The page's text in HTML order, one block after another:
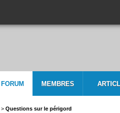
FORUM MEMBRES
> Questions sur le périgord